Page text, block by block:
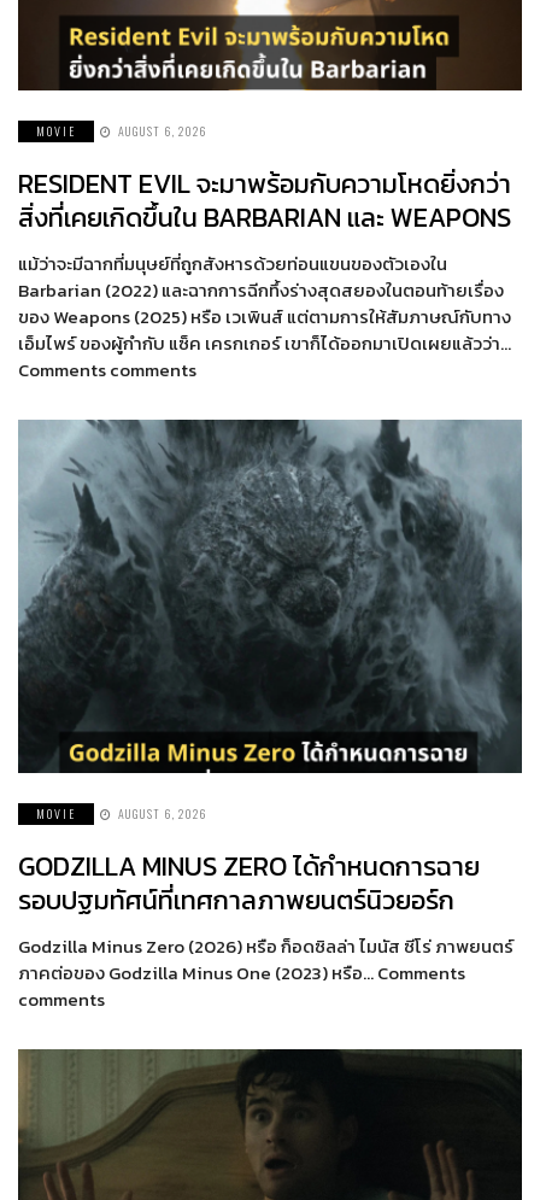
MOVIE AUGUST 6, 2026
RESIDENT EVIL จะมาพร้อมกับความโหดยิ่งกว่า
สิ่งที่เคยเกิดขึ้นใน BARBARIAN และ WEAPONS
แม้ว่าจะมีฉากที่มนุษย์ที่ถูกสังหารด้วยท่อนแขนของตัวเองใน
Barbarian (2022) และฉากการฉีกทึ้งร่างสุดสยองในตอนท้ายเรื่อง
ของ Weapons (2025) หรือ เวเพินส์ แต่ตามการให้สัมภาษณ์กับทาง
เอ็มไพร์ ของผู้กำกับ แซ็ค เครกเกอร์ เขาก็ได้ออกมาเปิดเผยแล้วว่า…
Comments comments
MOVIE AUGUST 6, 2026
GODZILLA MINUS ZERO ได้กำหนดการฉาย
รอบปฐมทัศน์ที่เทศกาลภาพยนตร์นิวยอร์ก
Godzilla Minus Zero (2026) หรือ ก็อดซิลล่า ไมนัส ซีโร่ ภาพยนตร์
ภาคต่อของ Godzilla Minus One (2023) หรือ… Comments
comments